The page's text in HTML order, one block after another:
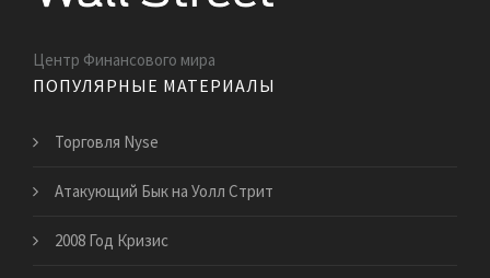
Центр Финансового мира
ПОПУЛЯРНЫЕ МАТЕРИАЛЫ
Торговля Nyse
Атакующий Бык на Уолл Стрит
2008 Год Кризис